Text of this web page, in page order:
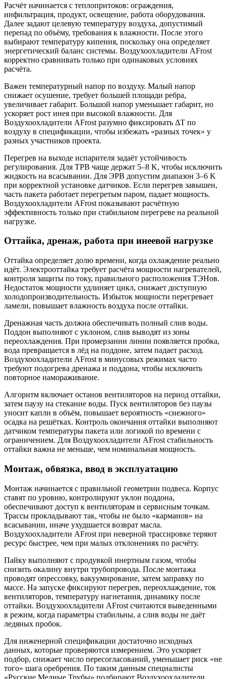
Расчёт начинается с теплопритоков: ограждения,
инфильтрация, продукт, освещение, работа оборудования.
Далее задают целевую температуру воздуха, допустимый
перепад по объёму, требования к влажности. После этого
выбирают температуру кипения, поскольку она определяет
энергетический баланс системы. Воздухоохладители AFrost
корректно сравнивать только при одинаковых условиях
расчёта.
Важен температурный напор по воздуху. Малый напор
снижает осушение, требует большей площади ребра,
увеличивает габарит. Большой напор уменьшает габарит, но
ускоряет рост инея при высокой влажности. Для
Воздухоохладители AFrost разумно фиксировать ΔT по
воздуху в спецификации, чтобы избежать «разных точек» у
разных участников проекта.
Перегрев на выходе испарителя задаёт устойчивость
регулирования. Для ТРВ чаще держат 5–8 K, чтобы исключить
жидкость на всасывании. Для ЭРВ допустим диапазон 3–6 K
при корректной установке датчиков. Если перегрев завышен,
часть пакета работает перегретым паром, падает мощность.
Воздухоохладители AFrost показывают расчётную
эффективность только при стабильном перегреве на реальной
нагрузке.
Оттайка, дренаж, работа при инеевой нагрузке
Оттайка определяет долю времени, когда охлаждение реально
идёт. Электрооттайка требует расчёта мощности нагревателей,
контроля защиты по току, правильного расположения ТЭНов.
Недостаток мощности удлиняет цикл, снижает доступную
холодопроизводительность. Избыток мощности перегревает
ламели, повышает влажность воздуха после оттайки.
Дренажная часть должна обеспечивать полный слив воды.
Поддон выполняют с уклоном, слив выводят из зоны
переохлаждения. При промерзании линии появляется пробка,
вода превращается в лёд на поддоне, затем падает расход.
Воздухоохладители AFrost в минусовых режимах часто
требуют подогрева дренажа и поддона, чтобы исключить
повторное намораживание.
Алгоритм включает останов вентиляторов на период оттайки,
затем паузу на стекание воды. Пуск вентиляторов без паузы
уносит капли в объём, повышает вероятность «снежного»
осадка на решётках. Контроль окончания оттайки выполняют
датчиком температуры пакета или логикой по времени с
ограничением. Для Воздухоохладители AFrost стабильность
оттайки важна не меньше, чем номинальная мощность.
Монтаж, обвязка, ввод в эксплуатацию
Монтаж начинается с правильной геометрии подвеса. Корпус
ставят по уровню, контролируют уклон поддона,
обеспечивают доступ к вентиляторам и сервисным точкам.
Трассы прокладывают так, чтобы не было «карманов» на
всасывании, иначе ухудшается возврат масла.
Воздухоохладители AFrost при неверной трассировке теряют
ресурс быстрее, чем при малых отклонениях по расчёту.
Пайку выполняют с продувкой инертным газом, чтобы
снизить окалину внутри трубопровода. После монтажа
проводят опрессовку, вакуумирование, затем заправку по
массе. На запуске фиксируют перегрев, переохлаждение, ток
вентиляторов, температуру нагнетания, динамику после
оттайки. Воздухоохладители AFrost считаются выведенными
в режим, когда параметры стабильны, а слив воды не даёт
ледяных пробок.
Для инженерной спецификации достаточно исходных
данных, которые проверяются измерением. Это ускоряет
подбор, снижает число пересогласований, уменьшает риск «не
того» шага оребрения. По таким данным специалисты
«Русские Медные Трубы» подбирают Воздухоохладители